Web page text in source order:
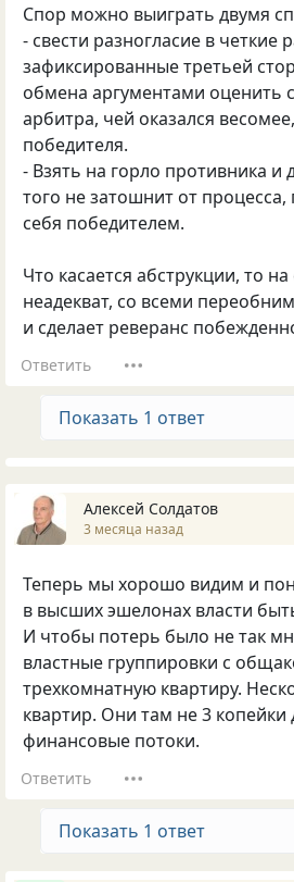
Спор можно выиграть двумя
- свести разногласие в четкие
зафиксированные третьей
обмена аргументами
арбитра, чей оказался
победителя.
- Взять на горло противника и
того не затошнит от
себя победителем.
Что касается абструкции, то
неадекват, со всеми
и сделает реверанс
Ответить
Показать 1 ответ
Алексей Солдатов
3 месяца назад
Теперь мы хорошо видим и
в высших эшелонах власти
И чтобы потерь было не так
властные группировки с
трехкомнатную квартиру.
квартир. Они там не 3 копейки
финансовые потоки.
Ответить
Показать 1 ответ